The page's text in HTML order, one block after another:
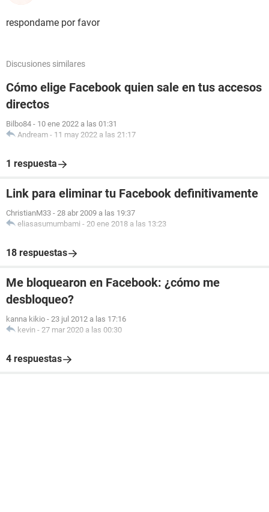
respondame por favor
Discusiones similares
Cómo elige Facebook quien sale en tus accesos
directos
Bilbo84 - 10 ene 2022 a las 01:31
Andream - 11 may 2022 a las 21:17
1 respuesta
Link para eliminar tu Facebook definitivamente
ChristianM33 - 28 abr 2009 a las 19:37
eliasasumumbami - 20 ene 2018 a las 13:23
18 respuestas
Me bloquearon en Facebook: ¿cómo me
desbloqueo?
kanna kikio - 23 jul 2012 a las 17:16
kevin - 27 mar 2020 a las 00:30
4 respuestas